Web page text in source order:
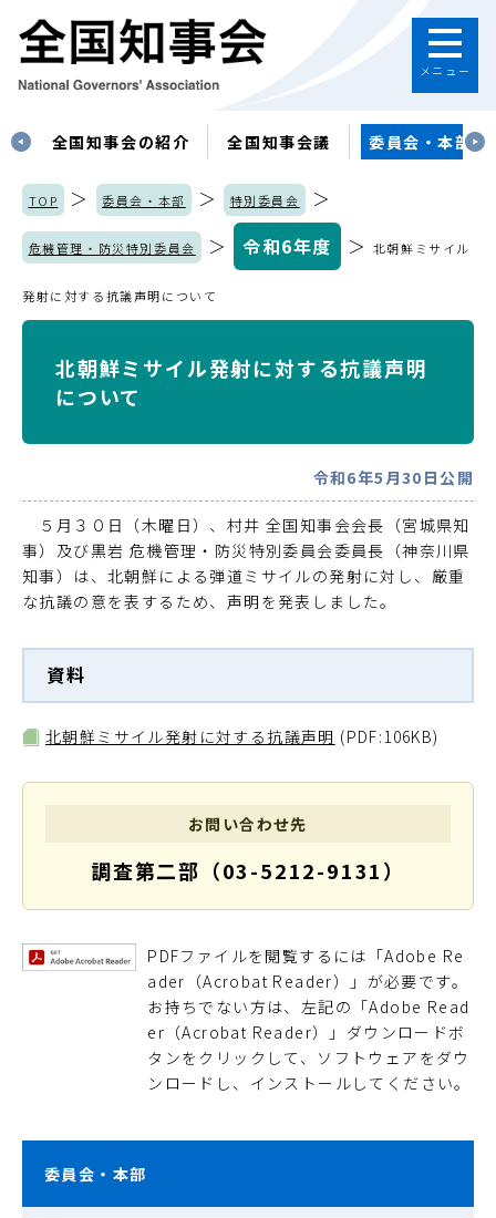
メニュー
全国知事会の紹介 全国知事会議 委員会・本部
TOP ＞ 委員会・本部 ＞ 特別委員会 ＞
危機管理・防災特別委員会 ＞ 令和6年度 ＞ 北朝鮮ミサイル
発射に対する抗議声明について
北朝鮮ミサイル発射に対する抗議声明
について
令和6年5月30日公開
５月３０日（木曜日）、村井 全国知事会会長（宮城県知
事）及び黒岩 危機管理・防災特別委員会委員長（神奈川県
知事）は、北朝鮮による弾道ミサイルの発射に対し、厳重
な抗議の意を表するため、声明を発表しました。
資料
北朝鮮ミサイル発射に対する抗議声明 (PDF:106KB)
お問い合わせ先
調査第二部（03-5212-9131）
PDFファイルを閲覧するには「Adobe Re
ader（Acrobat Reader）」が必要です。
お持ちでない方は、左記の「Adobe Read
er（Acrobat Reader）」ダウンロードボ
タンをクリックして、ソフトウェアをダウ
ンロードし、インストールしてください。
委員会・本部